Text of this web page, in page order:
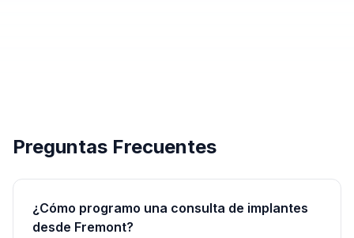
Preguntas Frecuentes
¿Cómo programo una consulta de implantes
desde Fremont?